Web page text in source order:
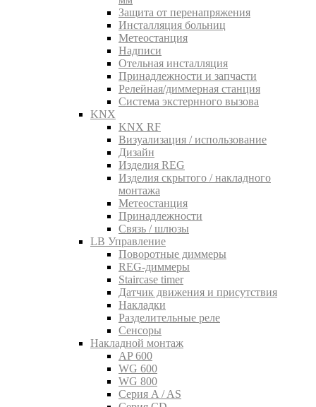
Защита от перенапряжения
Инсталляция больниц
Метеостанция
Надписи
Отельная инсталляция
Принадлежности и запчасти
Релейная/диммерная станция
Система экстернного вызова
KNX
KNX RF
Визуализация / использование
Дизайн
Изделия REG
Изделия скрытого / накладного
монтажа
Метеостанция
Принадлежности
Связь / шлюзы
LB Управление
Поворотные диммеры
REG-диммеры
Staircase timer
Датчик движения и присутствия
Накладки
Разделительные реле
Сенсоры
Накладной монтаж
AP 600
WG 600
WG 800
Серия A / AS